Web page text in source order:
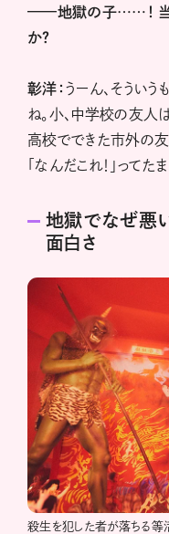
——地獄の子……！ 当
か？
彰洋： うーん、そういう
ね。小、中学校の友人
高校でできた市外の
「なんだこれ！」ってた
地獄でなぜ悪
面白さ
殺生を犯した者が落ちる等